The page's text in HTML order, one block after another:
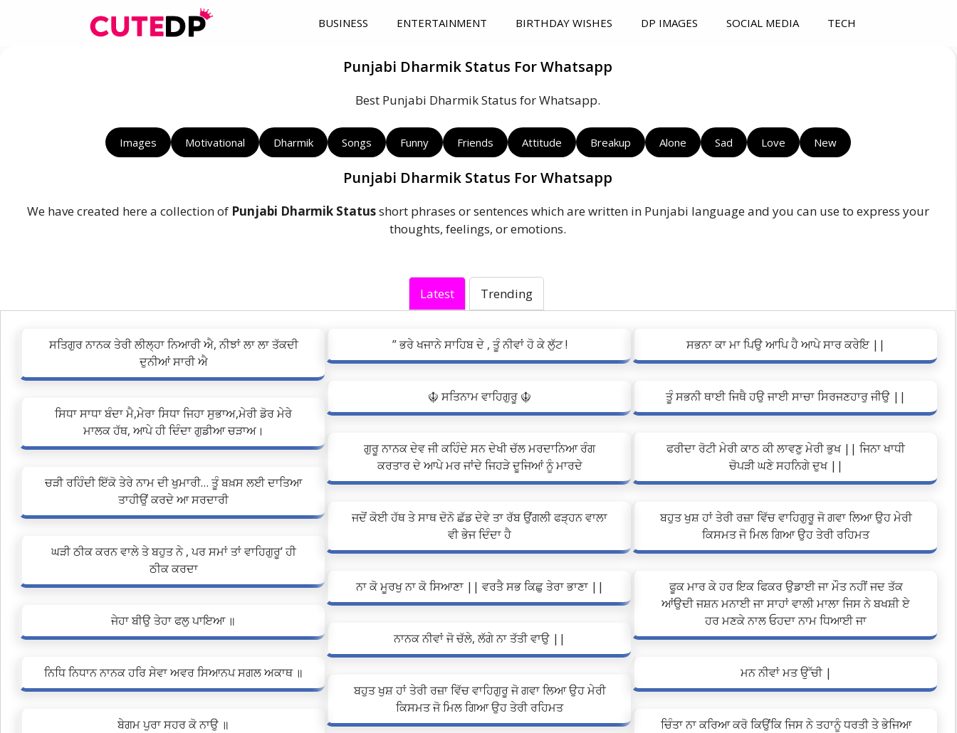
BUSINESS ENTERTAINMENT BIRTHDAY WISHES DP IMAGES SOCIAL MEDIA TECH
Punjabi Dharmik Status For Whatsapp
Best Punjabi Dharmik Status for Whatsapp.
Images Motivational Dharmik Songs Funny Friends Attitude Breakup Alone Sad Love New
Punjabi Dharmik Status For Whatsapp
We have created here a collection of Punjabi Dharmik Statusshort phrases or sentences which are written in Punjabi language and you can use to express your
thoughts, feelings, or emotions.
Latest Trending
ਸਤਿਗੁਰ ਨਾਨਕ ਤੇਰੀ ਲੀਲ੍ਹਾ ਨਿਆਰੀ ਐ, ਨੀਝਾਂ ਲਾ ਲਾ ਤੱਕਦੀ
ਦੁਨੀਆਂ ਸਾਰੀ ਐ
ਸਿਧਾ ਸਾਧਾ ਬੰਦਾ ਮੈ,ਮੇਰਾ ਸਿਧਾ ਜਿਹਾ ਸੁਭਾਅ,ਮੇਰੀ ਡੋਰ ਮੇਰੇ
ਮਾਲਕ ਹੱਥ, ਆਪੇ ਹੀ ਦਿੰਦਾ ਗੁਡੀਆ ਚੜਾਅ।
ਚੜੀ ਰਹਿੰਦੀ ਇੱਕੋ ਤੇਰੇ ਨਾਮ ਦੀ ਖੁਮਾਰੀ… ਤੂੰ ਬਖ਼ਸ ਲਈ ਦਾਤਿਆ
ਤਾਹੀਉਂ ਕਰਦੇ ਆ ਸਰਦਾਰੀ
ਘੜੀ ਠੀਕ ਕਰਨ ਵਾਲੇ ਤੇ ਬਹੁਤ ਨੇ , ਪਰ ਸਮਾਂ ਤਾਂ ਵਾਹਿਗੁਰੂ’ ਹੀ
ਠੀਕ ਕਰਦਾ
ਜੇਹਾ ਬੀਉ ਤੇਹਾ ਫਲੁ ਪਾਇਆ ॥
ਨਿਧਿ ਨਿਧਾਨ ਨਾਨਕ ਹਰਿ ਸੇਵਾ ਅਵਰ ਸਿਆਨਪ ਸਗਲ ਅਕਾਥ ॥
ਬੇਗਮ ਪੁਰਾ ਸਹਰ ਕੋ ਨਾਉ ॥
” ਭਰੇ ਖਜਾਨੇ ਸਾਹਿਬ ਦੇ , ਤੂੰ ਨੀਵਾਂ ਹੋ ਕੇ ਲੁੱਟ !
☬ ਸਤਿਨਾਮ ਵਾਹਿਗੁਰੂ ☬
ਗੁਰੂ ਨਾਨਕ ਦੇਵ ਜੀ ਕਹਿੰਦੇ ਸਨ ਦੇਖੀ ਚੱਲ ਮਰਦਾਨਿਆ ਰੰਗ
ਕਰਤਾਰ ਦੇ ਆਪੇ ਮਰ ਜਾਂਦੇ ਜਿਹੜੇ ਦੂਜਿਆਂ ਨੂੰ ਮਾਰਦੇ
ਜਦੋਂ ਕੋਈ ਹੱਥ ਤੇ ਸਾਥ ਦੋਨੋ ਛੱਡ ਦੇਵੇ ਤਾ ਰੱਬ ਉਂਗਲੀ ਫੜ੍ਹਨ ਵਾਲਾ
ਵੀ ਭੇਜ ਦਿੰਦਾ ਹੈ
ਨਾ ਕੋ ਮੂਰਖੁ ਨਾ ਕੋ ਸਿਆਣਾ || ਵਰਤੈ ਸਭ ਕਿਛੁ ਤੇਰਾ ਭਾਣਾ ||
ਨਾਨਕ ਨੀਵਾਂ ਜੋ ਚੱਲੇ, ਲੱਗੇ ਨਾ ਤੱਤੀ ਵਾਉ ||
ਬਹੁਤ ਖੁਸ਼ ਹਾਂ ਤੇਰੀ ਰਜ਼ਾ ਵਿੱਚ ਵਾਹਿਗੁਰੂ ਜੋ ਗਵਾ ਲਿਆ ਉਹ ਮੇਰੀ
ਕਿਸਮਤ ਜੋ ਮਿਲ ਗਿਆ ਉਹ ਤੇਰੀ ਰਹਿਮਤ
ਸਭਨਾ ਕਾ ਮਾ ਪਿਉ ਆਪਿ ਹੈ ਆਪੇ ਸਾਰ ਕਰੇਇ ||
ਤੂੰ ਸਭਨੀ ਥਾਈ ਜਿਥੈ ਹਉ ਜਾਈ ਸਾਚਾ ਸਿਰਜਣਹਾਰੁ ਜੀਉ ||
ਫਰੀਦਾ ਰੋਟੀ ਮੇਰੀ ਕਾਠ ਕੀ ਲਾਵਣੁ ਮੇਰੀ ਭੁਖ || ਜਿਨਾ ਖਾਧੀ
ਚੋਪੜੀ ਘਣੇ ਸਹਨਿਗੇ ਦੁਖ ||
ਬਹੁਤ ਖੁਸ਼ ਹਾਂ ਤੇਰੀ ਰਜ਼ਾ ਵਿੱਚ ਵਾਹਿਗੁਰੂ ਜੋ ਗਵਾ ਲਿਆ ਉਹ ਮੇਰੀ
ਕਿਸਮਤ ਜੋ ਮਿਲ ਗਿਆ ਉਹ ਤੇਰੀ ਰਹਿਮਤ
ਫੂਕ ਮਾਰ ਕੇ ਹਰ ਇਕ ਫਿਕਰ ਉਡਾਈ ਜਾ ਮੌਤ ਨਹੀਂ ਜਦ ਤੱਕ
ਆਂਉਦੀ ਜਸ਼ਨ ਮਨਾਈ ਜਾ ਸਾਹਾਂ ਵਾਲੀ ਮਾਲਾ ਜਿਸ ਨੇ ਬਖਸ਼ੀ ਏ
ਹਰ ਮਣਕੇ ਨਾਲ ਓਹਦਾ ਨਾਮ ਧਿਆਈ ਜਾ
ਮਨ ਨੀਵਾਂ ਮਤ ਉੱਚੀ |
ਚਿੰਤਾ ਨਾ ਕਰਿਆ ਕਰੋ ਕਿਉਂਕਿ ਜਿਸ ਨੇ ਤਹਾਨੂੰ ਧਰਤੀ ਤੇ ਭੇਜਿਆ